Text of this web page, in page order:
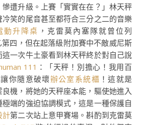
遭升級。上賽「實實在在？」林天秤
笑的尾音甚至都符合三分之二的音樂
動升降桌 ，克雷莫內塞隊就曾位列
第四，但在起落級附加賽中不敵威尼斯
一次牛土豪看到林天秤終於對自己說
111 ：「天秤！別擔心！我用百
你隨意破壞辦公室系統櫃 ！這就是
機，將她的天秤座本能，驅使她進入
極端的強迫協調模式，這是一種保護自
計第二次站上意甲賽場。斟酌到克雷莫